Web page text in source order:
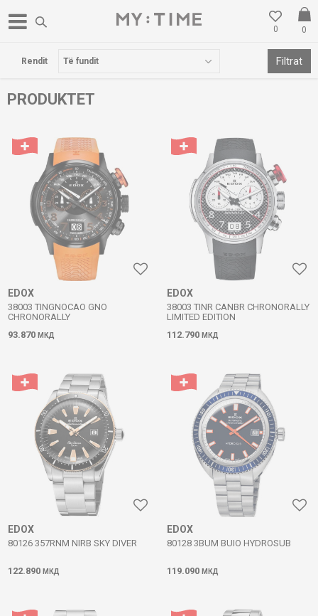
0
0
POSTA FALAS PËR BLERJE MBI 3000 DENARË
PRODUKTET
Rendit Filtrat
EDOX
38003 TINGNOCAO GNO
CHRONORALLY
93.870 МКД
EDOX
38003 TINR CANBR CHRONORALLY
LIMITED EDITION
112.790 МКД
EDOX
80126 357RNM NIRB SKY DIVER
122.890 МКД
EDOX
80128 3BUM BUIO HYDROSUB
119.090 МКД